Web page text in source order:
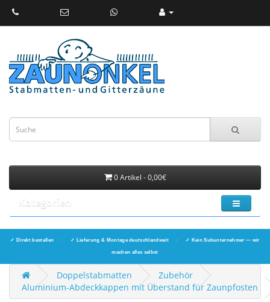
0 Artikel - 0,00€
Kategorien
✓ Direkt bestellen · ✓ Lieferung & Montage deutschlandweit · ✓ Kein Subunternehmer — wir
machen alles selbst
Doppelstabmatten
Zubehör
Aluminium-Abdeckkappen mit Überstand für Zaunpfosten